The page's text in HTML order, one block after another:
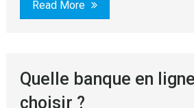
Read More
Quelle banque en
choisir ?